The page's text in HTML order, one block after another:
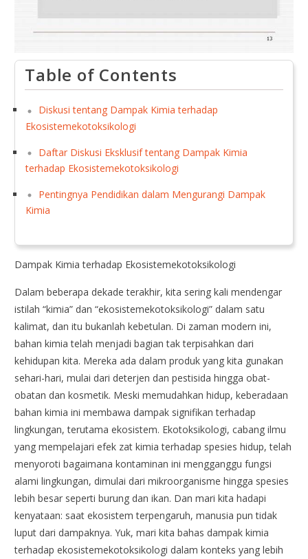
Table of Contents
Diskusi tentang Dampak Kimia terhadap
Ekosistemekotoksikologi
Daftar Diskusi Eksklusif tentang Dampak Kimia
terhadap Ekosistemekotoksikologi
Pentingnya Pendidikan dalam Mengurangi Dampak
Kimia
Dampak Kimia terhadap Ekosistemekotoksikologi
Dalam beberapa dekade terakhir, kita sering kali mendengar
istilah “kimia” dan “ekosistemekotoksikologi” dalam satu
kalimat, dan itu bukanlah kebetulan. Di zaman modern ini,
bahan kimia telah menjadi bagian tak terpisahkan dari
kehidupan kita. Mereka ada dalam produk yang kita gunakan
sehari-hari, mulai dari deterjen dan pestisida hingga obat-
obatan dan kosmetik. Meski memudahkan hidup, keberadaan
bahan kimia ini membawa dampak signifikan terhadap
lingkungan, terutama ekosistem. Ekotoksikologi, cabang ilmu
yang mempelajari efek zat kimia terhadap spesies hidup, telah
menyoroti bagaimana kontaminan ini mengganggu fungsi
alami lingkungan, dimulai dari mikroorganisme hingga spesies
lebih besar seperti burung dan ikan. Dan mari kita hadapi
kenyataan: saat ekosistem terpengaruh, manusia pun tidak
luput dari dampaknya. Yuk, mari kita bahas dampak kimia
terhadap ekosistemekotoksikologi dalam konteks yang lebih